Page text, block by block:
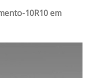
10R10 em